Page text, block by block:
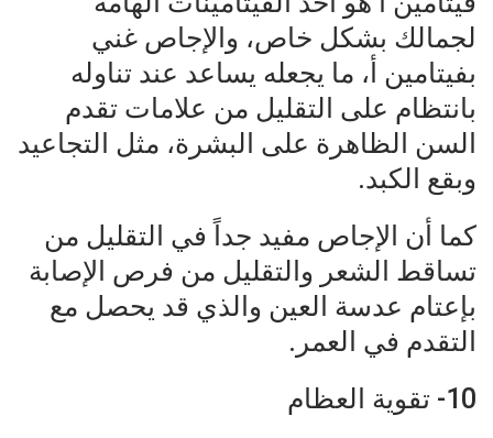
لجمالك بشكل خاص، والإجاص غني
بفيتامين أ، ما يجعله يساعد عند تناوله
بانتظام على التقليل من علامات تقدم
السن الظاهرة على البشرة، مثل التجاعيد
وبقع الكبد.
كما أن الإجاص مفيد جداً في التقليل من
تساقط الشعر والتقليل من فرص الإصابة
بإعتام عدسة العين والذي قد يحصل مع
التقدم في العمر.
10- تقوية العظام